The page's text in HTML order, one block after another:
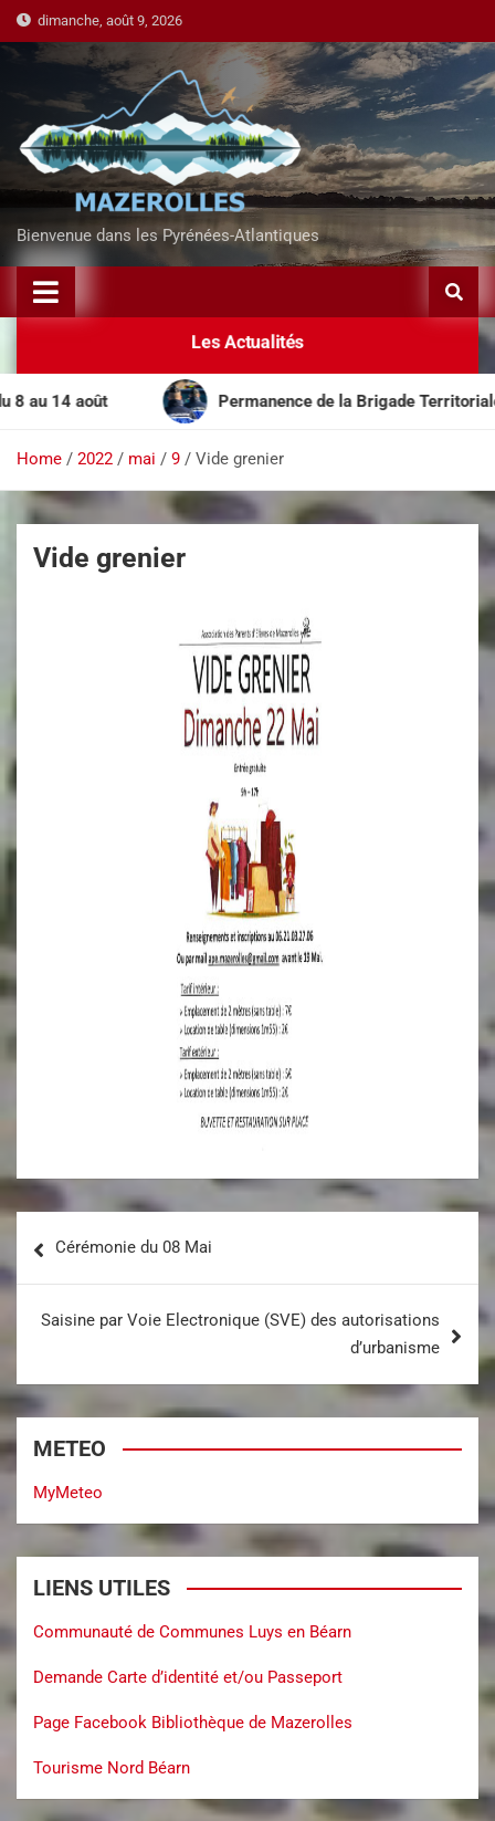
dimanche, août 9, 2026
Bienvenue dans les Pyrénées-Atlantiques
Les Actualités
14 août Permanence de la Brigade Territoriale
Home 2022 mai 9 Vide grenier
Vide grenier
Cérémonie du 08 Mai
Saisine par Voie Electronique (SVE) des autorisations
d’urbanisme
METEO
MyMeteo
LIENS UTILES
Communauté de Communes Luys en Béarn
Demande Carte d’identité et/ou Passeport
Page Facebook Bibliothèque de Mazerolles
Tourisme Nord Béarn